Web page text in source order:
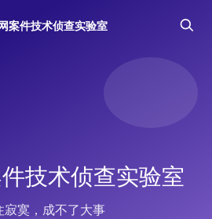
案件技术侦查实验室
技术侦查实验室
寂寞，成不了大事